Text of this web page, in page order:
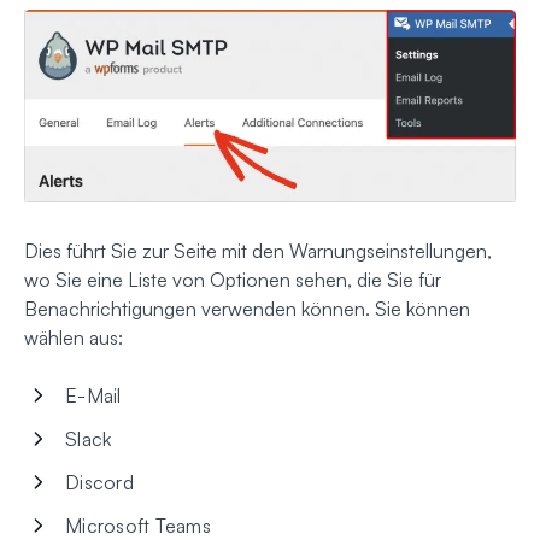
Dies führt Sie zur Seite mit den Warnungseinstellungen,
wo Sie eine Liste von Optionen sehen, die Sie für
Benachrichtigungen verwenden können. Sie können
wählen aus:
E-Mail
Slack
Discord
Microsoft Teams